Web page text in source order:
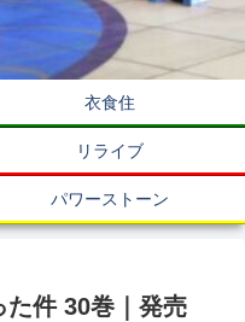
衣食住
リライブ
パワーストーン
た件 30巻｜発売